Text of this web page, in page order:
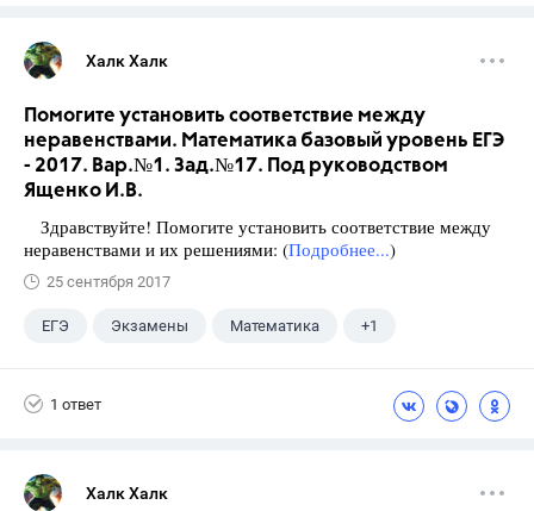
Халк Халк
Помогите установить соответствие между
неравенствами. Математика базовый уровень ЕГЭ
- 2017. Вар.№1. Зад.№17. Под руководством
Ященко И.В.
Здравствуйте! Помогите установить соответствие между
неравенствами и их решениями: (Подробнее...)
25 сентября 2017
ЕГЭ Экзамены Математика +1
1 ответ
Халк Халк